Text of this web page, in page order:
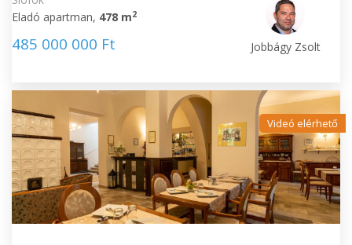
Eladó apartman, 478 m2
485 000 000 Ft Jobbágy Zsolt
Videó elérhető